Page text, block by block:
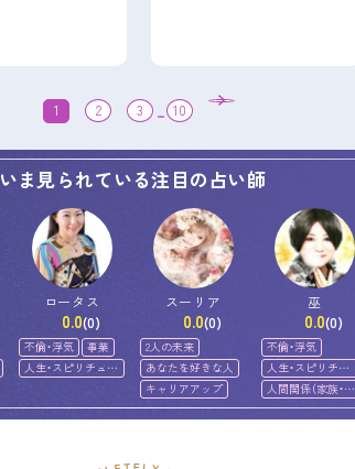
1 2 3 ... 10
いま見られている注目の占い師
ロータス
0.0(0)
不倫・浮気
事業
人生・スピリチュア
ル
スーリア
0.0(0)
2人の未来
あなたを好きな人
キャリアアップ
巫
0.0(0)
不倫・浮気
人生・スピリチュ
アル
人間関係（家族・友
人）